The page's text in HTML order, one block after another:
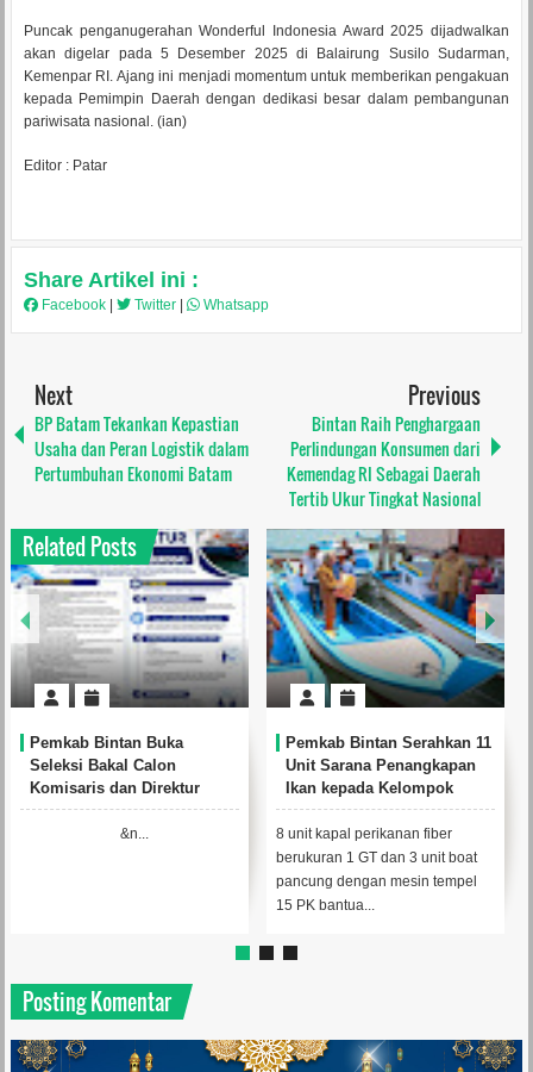
Puncak penganugerahan Wonderful Indonesia Award 2025 dijadwalkan
akan digelar pada 5 Desember 2025 di Balairung Susilo Sudarman,
Kemenpar RI. Ajang ini menjadi momentum untuk memberikan pengakuan
kepada Pemimpin Daerah dengan dedikasi besar dalam pembangunan
pariwisata nasional. (ian)
Editor : Patar
Share Artikel ini :
Facebook Twitter Whatsapp
Next
BP Batam Tekankan Kepastian
Usaha dan Peran Logistik dalam
Pertumbuhan Ekonomi Batam
Previous
Bintan Raih Penghargaan
Perlindungan Konsumen dari
Kemendag RI Sebagai Daerah
Tertib Ukur Tingkat Nasional
Related Posts
Pemkab Bintan Buka
Seleksi Bakal Calon
Komisaris dan Direktur
BUMD PT. Bintan Karya
Bahari (Perseroda)
&n...
Pemkab Bintan Serahkan 11
Unit Sarana Penangkapan
Ikan kepada Kelompok
Nelayan
8 unit kapal perikanan fiber
berukuran 1 GT dan 3 unit boat
pancung dengan mesin tempel
15 PK bantua...
Posting Komentar